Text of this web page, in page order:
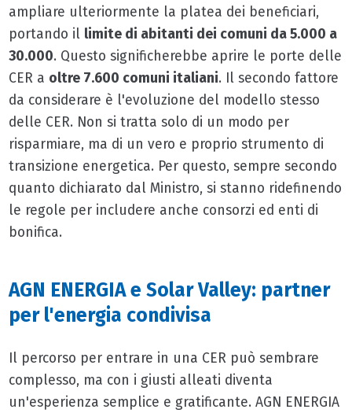
ampliare ulteriormente la platea dei beneficiari,
portando il limite di abitanti dei comuni da 5.000 a
30.000. Questo significherebbe aprire le porte delle
CER a oltre 7.600 comuni italiani. Il secondo fattore
da considerare è l'evoluzione del modello stesso
delle CER. Non si tratta solo di un modo per
risparmiare, ma di un vero e proprio strumento di
transizione energetica. Per questo, sempre secondo
quanto dichiarato dal Ministro, si stanno ridefinendo
le regole per includere anche consorzi ed enti di
bonifica.
AGN ENERGIA e Solar Valley: partner
per l'energia condivisa
Il percorso per entrare in una CER può sembrare
complesso, ma con i giusti alleati diventa
un'esperienza semplice e gratificante. AGN ENERGIA